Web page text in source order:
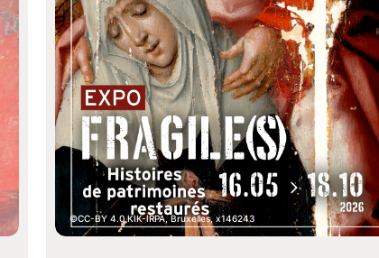
CC-BY 4.0 KIK-IRPA, Bruxelles, x146243